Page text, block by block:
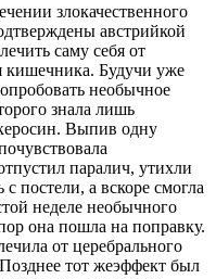
злокачественного
австрийкой
саму себя от
кишечника. Будучи уже
необычное
знала лишь
Выпив одну
паралич, утихли
постели, а вскоре смогла
неделе необычного
она пошла на поправку.
от церебрального
тот жеэффект был